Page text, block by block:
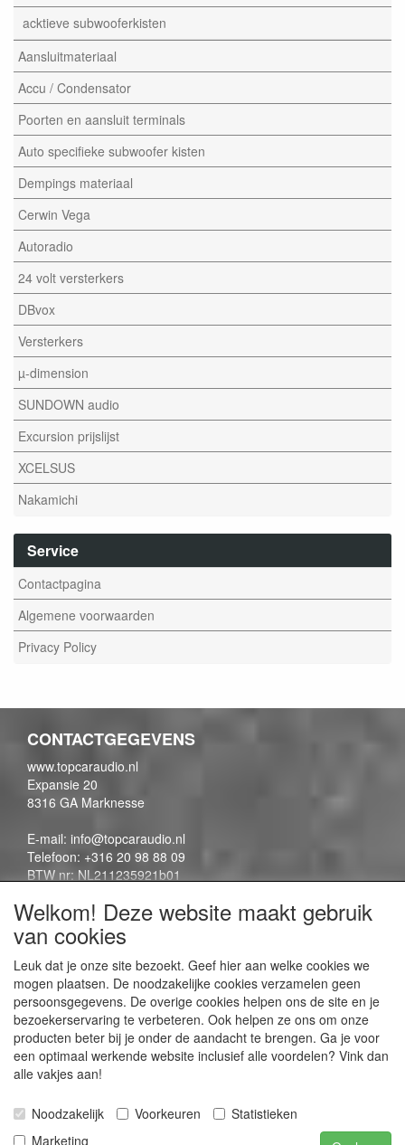
acktieve subwooferkisten
Aansluitmateriaal
Accu / Condensator
Poorten en aansluit terminals
Auto specifieke subwoofer kisten
Dempings materiaal
Cerwin Vega
Autoradio
24 volt versterkers
DBvox
Versterkers
µ-dimension
SUNDOWN audio
Excursion prijslijst
XCELSUS
Nakamichi
Service
Contactpagina
Algemene voorwaarden
Privacy Policy
CONTACTGEGEVENS
www.topcaraudio.nl
Expansie 20
8316 GA Marknesse
E-mail: info@topcaraudio.nl
Telefoon: +316 20 98 88 09
BTW nr: NL211235921b01
CONTENTPAGINA'S
Contactpagina
Algemene voorwaarden
Privacy Policy
SOCIALE MEDIA
Welkom! Deze website maakt gebruik
van cookies
Leuk dat je onze site bezoekt. Geef hier aan welke cookies we
mogen plaatsen. De noodzakelijke cookies verzamelen geen
persoonsgegevens. De overige cookies helpen ons de site en je
bezoekerservaring te verbeteren. Ook helpen ze ons om onze
producten beter bij je onder de aandacht te brengen. Ga je voor
een optimaal werkende website inclusief alle voordelen? Vink dan
alle vakjes aan!
Noodzakelijk Voorkeuren
Statistieken
Marketing